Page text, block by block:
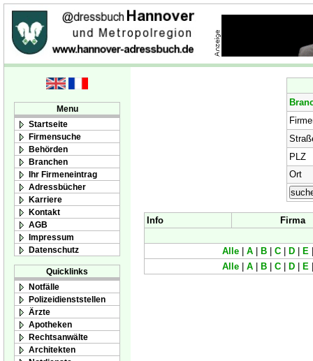
Menu
Startseite
Firmensuche
Behörden
Branchen
Ihr Firmeneintrag
Adressbücher
Karriere
Kontakt
AGB
Impressum
Datenschutz
Quicklinks
Notfälle
Polizeidienststellen
Ärzte
Apotheken
Rechtsanwälte
Architekten
PLZ
Ort
Info Firma
Alle A B C D E
Alle
A B C D E